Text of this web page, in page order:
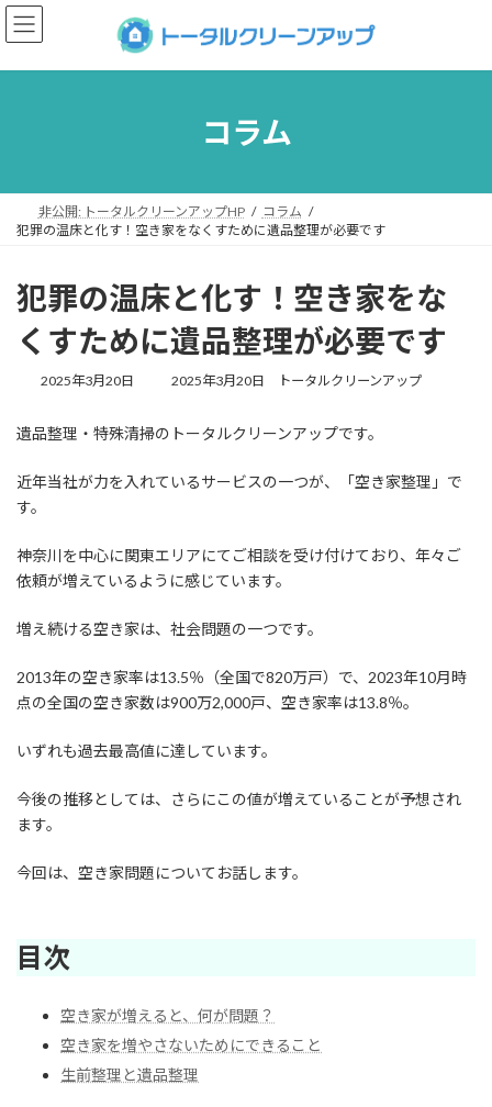
コ
ン
ン
ナ
ビ
ー
コラム
非公開: トータルクリーンアップHP
コラム
犯罪の温床と化す！空き家をなくすために遺品整理が必要です
犯罪の温床と化す！空き家をな
くすために遺品整理が必要です
2025年3月20日
最
新
時
2025年3月20日 トータルクリーンアップ
遺品整理・特殊清掃のトータルクリーンアップです。
近年当社が力を入れているサービスの一つが、「空き家整理」で
す。
神奈川を中心に関東エリアにてご相談を受け付けており、年々ご
依頼が増えているように感じています。
増え続ける空き家は、社会問題の一つです。
2013年の空き家率は13.5％（全国で820万戸）で、2023年10月時
点の全国の空き家数は900万2,000戸、空き家率は13.8％。
いずれも過去最高値に達しています。
今後の推移としては、さらにこの値が増えていることが予想され
ます。
今回は、空き家問題についてお話します。
目次
空き家が増えると、何が問題？
空き家を増やさないためにできること
生前整理と遺品整理